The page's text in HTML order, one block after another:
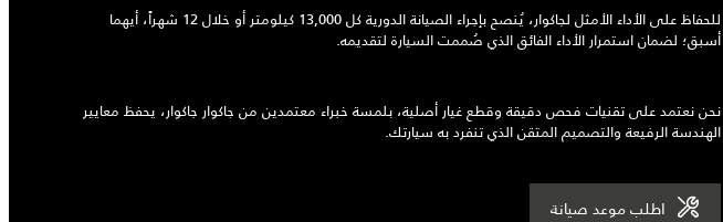
للحفاظ على الأداء الأمثل لجاكوار، يُنصح بإجراء الصيانة الدورية كل 13,000 كيلومتر أو خلال 12 شهراً، أيهما
أسبق؛ لضمان استمرار الأداء الفائق الذي صُممت السيارة لتقديمه.
نحن نعتمد على تقنيات فحص دقيقة وقطع غيار أصلية، بلمسة خبراء معتمدين من جاكوار جاكوار، يحفظ معايير
الهندسة الرفيعة والتصميم المتقن الذي تنفرد به سيارتك.
اطلب موعد صيانة